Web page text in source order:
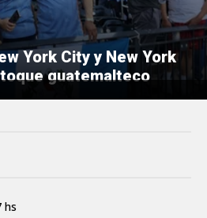
York City y New York
guatemalteco
hs